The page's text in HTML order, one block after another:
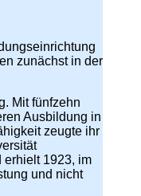
zunächst in der
Mit fünfzehn
Ausbildung in
zeugte ihr
erhielt 1923, im
und nicht